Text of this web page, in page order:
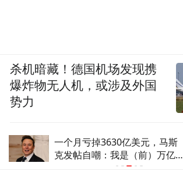
一个月亏掉3630亿美元，马斯
克发帖自嘲：我是（前）万亿富
杀机暗藏！德国机场发现携
爆炸物无人机，或涉及外国
势力